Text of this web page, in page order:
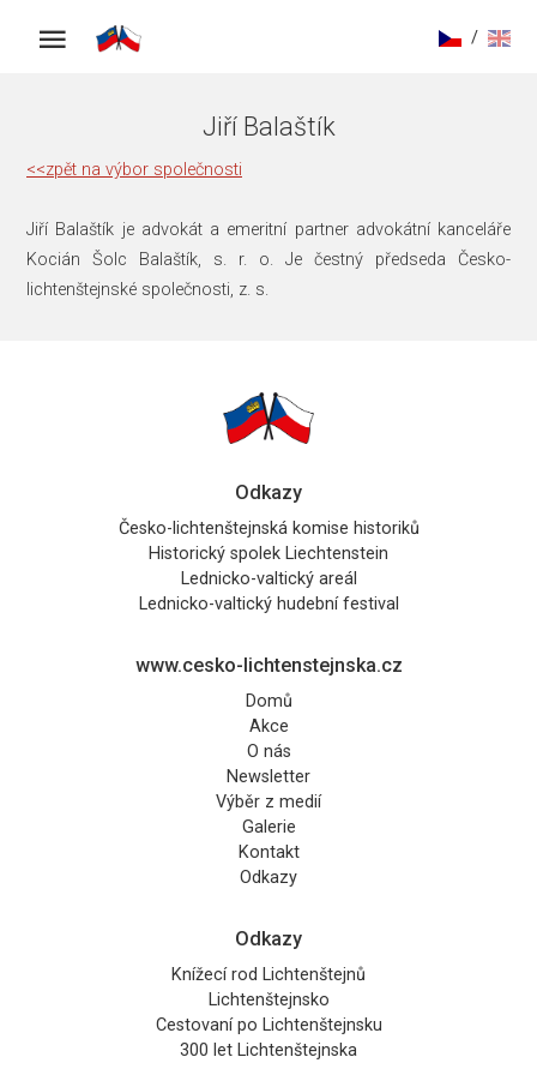
/
Jiří Balaštík
<<zpět na výbor společnosti
Jiří Balaštík je advokát a emeritní partner advokátní kanceláře
Kocián Šolc Balaštík, s. r. o. Je čestný předseda Česko-
lichtenštejnské společnosti, z. s.
Odkazy
Česko-lichtenštejnská komise historiků
Historický spolek Liechtenstein
Lednicko-valtický areál
Lednicko-valtický hudební festival
www.cesko-lichtenstejnska.cz
Domů
Akce
O nás
Newsletter
Výběr z medií
Galerie
Kontakt
Odkazy
Odkazy
Knížecí rod Lichtenštejnů
Lichtenštejnsko
Cestovaní po Lichtenštejnsku
300 let Lichtenštejnska